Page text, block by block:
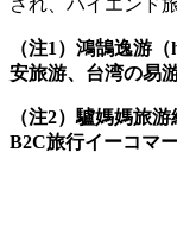
（注1）鴻鵠逸游
安旅游、台湾の易
（注2）驢媽媽旅
B2C旅行イーコマ